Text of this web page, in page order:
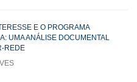
E O PROGRAMA
UMA ANÁLISE DOCUMENTAL
REDE